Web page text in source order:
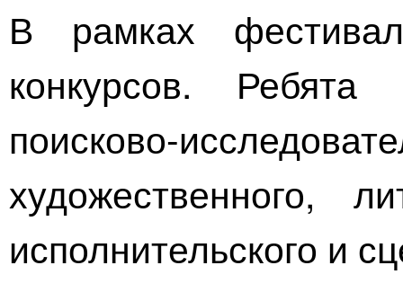
В рамках
конкурсов.
поисково-
художественного,
исполнительского и